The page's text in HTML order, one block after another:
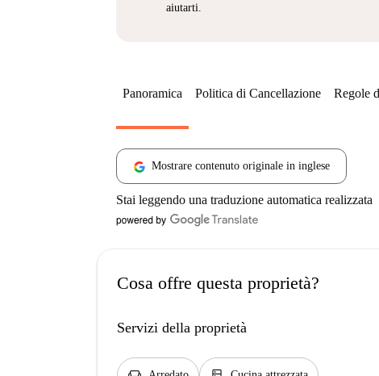
aiutarti.
Panoramica Politica di Cancellazione Regole
Mostrare contenuto originale in inglese
Stai leggendo una traduzione automatica realizzata
Cosa offre questa proprietà?
Servizi della proprietà